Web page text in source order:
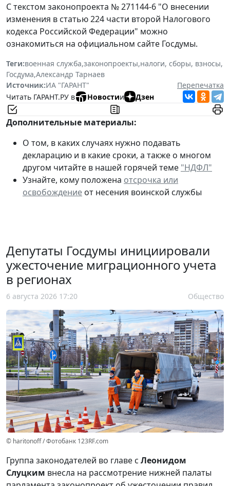
С текстом законопроекта № 271144-6 "О внесении
изменения в статью 224 части второй Налогового
кодекса Российской Федерации" можно
ознакомиться на официальном сайте Госдумы.
Теги:военная служба,законопроекты,налоги, сборы, взносы,
Госдума,Александр Тарнаев
Источник:ИА "ГАРАНТ"
Перепечатка
Читать ГАРАНТ.РУ в
Новостии Дзен
Дополнительные материалы:
О том, в каких случаях нужно подавать
декларацию и в какие сроки, а также о многом
другом читайте в нашей горячей теме "НДФЛ"
Узнайте, кому положена отсрочка или
освобождение от несения воинской службы
Депутаты Госдумы инициировали
ужесточение миграционного учета
в регионах
6 августа 2026 17:20 Общество
© haritonoff / Фотобанк 123RF.com
Группа законодателей во главе с Леонидом
Слуцким внесла на рассмотрение нижней палаты